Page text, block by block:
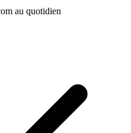
au quotidien